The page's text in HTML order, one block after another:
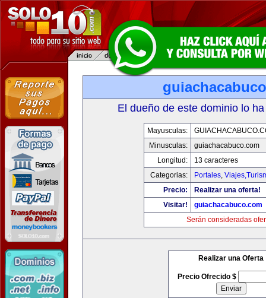
El dueño de este dominio lo
Mayusculas:
Minusculas:
guiachacabuco.com
Longitud:
13 caracteres
Categorias:
Portales,
Precio:
Realizar una oferta!
Visitar!
guiachacabuco.com
Serán consideradas
Realizar una Oferta
Precio Ofrecido $